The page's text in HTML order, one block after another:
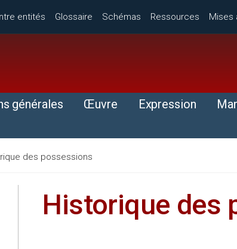
entités Glossaire Schémas Ressources Mises
générales Œuvre Expression
des possessions
Historique des